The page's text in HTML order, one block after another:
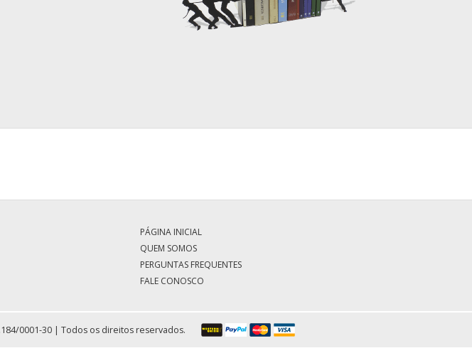
PÁGINA INICIAL
QUEM SOMOS
PERGUNTAS FREQUENTES
FALE CONOSCO
0001-30 | Todos os direitos reservados.